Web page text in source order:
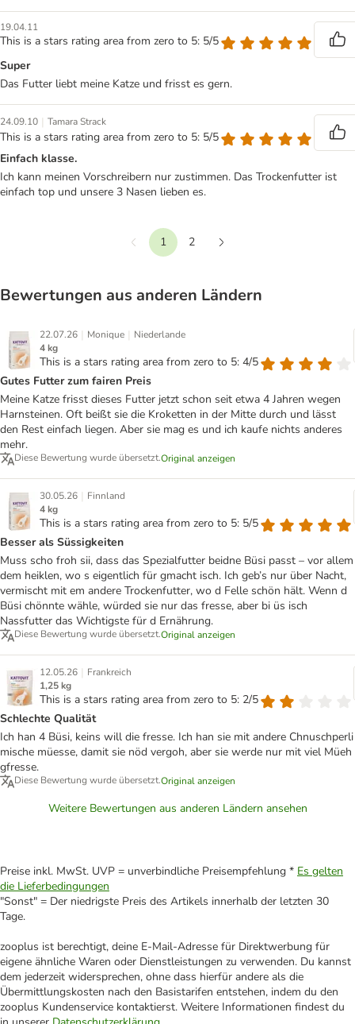
19.04.11
This is a stars rating area from zero to 5: 5/5
Super
Das Futter liebt meine Katze und frisst es gern.
24.09.10 | Tamara Strack
This is a stars rating area from zero to 5: 5/5
Einfach klasse.
Ich kann meinen Vorschreibern nur zustimmen. Das Trockenfutter ist
einfach top und unsere 3 Nasen lieben es.
Vorherige
1
2
Bewertungen aus anderen Ländern
22.07.26 | Monique | Niederlande
4 kg
This is a stars rating area from zero to 5: 4/5
Gutes Futter zum fairen Preis
Meine Katze frisst dieses Futter jetzt schon seit etwa 4 Jahren wegen
Harnsteinen. Oft beißt sie die Kroketten in der Mitte durch und lässt
den Rest einfach liegen. Aber sie mag es und ich kaufe nichts anderes
mehr.
Diese Bewertung wurde übersetzt.Original anzeigen
30.05.26 | Finnland
4 kg
This is a stars rating area from zero to 5: 5/5
Besser als Süssigkeiten
Muss scho froh sii, dass das Spezialfutter beidne Büsi passt – vor allem
dem heiklen, wo s eigentlich für gmacht isch. Ich geb’s nur über Nacht,
vermischt mit em andere Trockenfutter, wo d Felle schön hält. Wenn d
Büsi chönnte wähle, würded sie nur das fresse, aber bi üs isch
Nassfutter das Wichtigste für d Ernährung.
Diese Bewertung wurde übersetzt.Original anzeigen
12.05.26 | Frankreich
1,25 kg
This is a stars rating area from zero to 5: 2/5
Schlechte Qualität
Ich han 4 Büsi, keins will die fresse. Ich han sie mit andere Chnuschperli
mische müesse, damit sie nöd vergoh, aber sie werde nur mit viel Müeh
gfresse.
Diese Bewertung wurde übersetzt.Original anzeigen
Weitere Bewertungen aus anderen Ländern ansehen
Preise inkl. MwSt. UVP = unverbindliche Preisempfehlung * Es gelten
die Lieferbedingungen
"Sonst" = Der niedrigste Preis des Artikels innerhalb der letzten 30
Tage.
zooplus ist berechtigt, deine E-Mail-Adresse für Direktwerbung für
eigene ähnliche Waren oder Dienstleistungen zu verwenden. Du kannst
dem jederzeit widersprechen, ohne dass hierfür andere als die
Übermittlungskosten nach den Basistarifen entstehen, indem du den
zooplus Kundenservice kontaktierst. Weitere Informationen findest du